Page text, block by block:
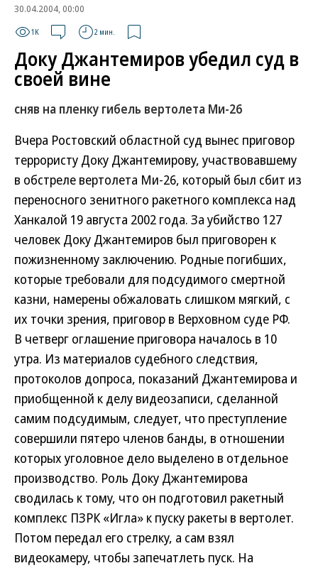
30.04.2004, 00:00
1K 2 мин.
Доку Джантемиров убедил суд в
своей вине
сняв на пленку гибель вертолета Ми-26
Вчера Ростовский областной суд вынес приговор
террористу Доку Джантемирову, участвовавшему
в обстреле вертолета Ми-26, который был сбит из
переносного зенитного ракетного комплекса над
Ханкалой 19 августа 2002 года. За убийство 127
человек Доку Джантемиров был приговорен к
пожизненному заключению. Родные погибших,
которые требовали для подсудимого смертной
казни, намерены обжаловать слишком мягкий, с
их точки зрения, приговор в Верховном суде РФ.
В четверг оглашение приговора началось в 10
утра. Из материалов судебного следствия,
протоколов допроса, показаний Джантемирова и
приобщенной к делу видеозаписи, сделанной
самим подсудимым, следует, что преступление
совершили пятеро членов банды, в отношении
которых уголовное дело выделено в отдельное
производство. Роль Доку Джантемирова
сводилась к тому, что он подготовил ракетный
комплекс ПЗРК «Игла» к пуску ракеты в вертолет.
Потом передал его стрелку, а сам взял
видеокамеру, чтобы запечатлеть пуск. На